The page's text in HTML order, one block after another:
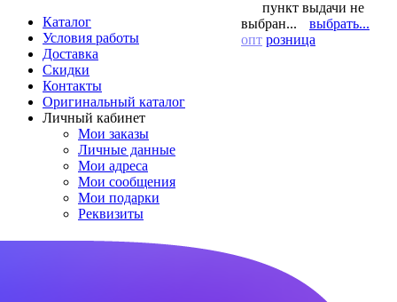
Каталог
Условия работы
Доставка
Скидки
Контакты
Оригинальный каталог
Личный кабинет
Мои заказы
Личные данные
Мои адреса
Мои сообщения
Мои подарки
Реквизиты
пункт выдачи не
выбран...
выбрать...
опт розница